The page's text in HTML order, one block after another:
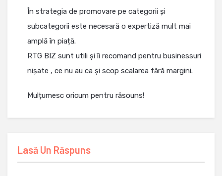
În strategia de promovare pe categorii și
subcategorii este necesară o expertiză mult mai
amplă în piață.
RTG BIZ sunt utili și îi recomand pentru businessuri
nișate , ce nu au ca și scop scalarea fără margini.
Mulțumesc oricum pentru răsouns!
Lasă Un Răspuns